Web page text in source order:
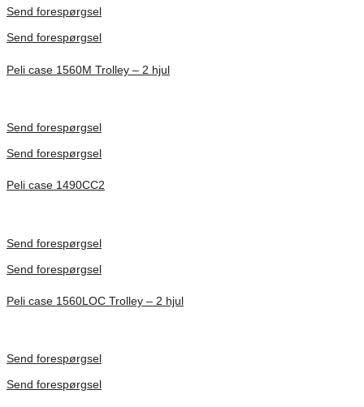
Send forespørgsel
Send forespørgsel
Peli case 1560M Trolley – 2 hjul
Send forespørgsel
Send forespørgsel
Peli case 1490CC2
Send forespørgsel
Send forespørgsel
Peli case 1560LOC Trolley – 2 hjul
Send forespørgsel
Send forespørgsel